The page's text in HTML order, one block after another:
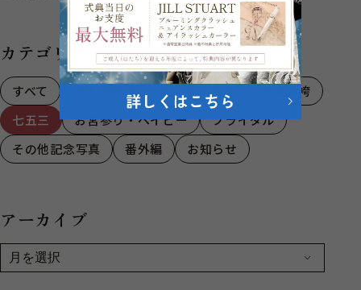
く！【函南町】
❀【駿東郡清水町】
カテゴリー
すべて 成人式振袖 成人式男性袴
卒業式袴
七五三
お宮参り・ベイビー
ブライダル
その他記念写真
番外編 お知らせ
アーカイブ